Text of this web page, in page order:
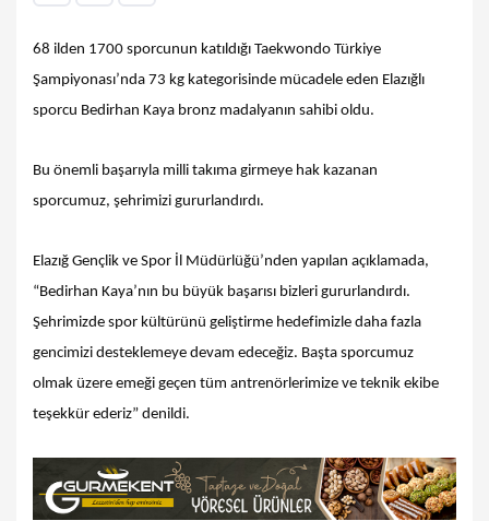
68 ilden 1700 sporcunun katıldığı Taekwondo Türkiye
Şampiyonası’nda 73 kg kategorisinde mücadele eden Elazığlı
sporcu Bedirhan Kaya bronz madalyanın sahibi oldu.
Bu önemli başarıyla milli takıma girmeye hak kazanan
sporcumuz, şehrimizi gururlandırdı.
Elazığ Gençlik ve Spor İl Müdürlüğü’nden yapılan açıklamada,
“Bedirhan Kaya’nın bu büyük başarısı bizleri gururlandırdı.
Şehrimizde spor kültürünü geliştirme hedefimizle daha fazla
gencimizi desteklemeye devam edeceğiz. Başta sporcumuz
olmak üzere emeği geçen tüm antrenörlerimize ve teknik ekibe
teşekkür ederiz” denildi.